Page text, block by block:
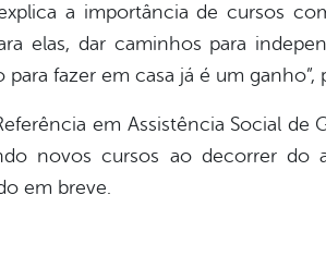
a importância de cursos
elas, dar caminhos para
fazer em casa já é um ganho”,
em Assistência Social de
novos cursos ao decorrer do
em breve.